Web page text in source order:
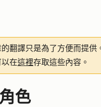
的翻譯只是為了方便而提
在這裡存取這些內容。
色